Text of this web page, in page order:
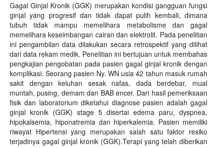
Gagal Ginjal Kronik (GGK) merupakan kondisi gangguan fungsi
ginjal yang progresif dan tidak dapat pulih kembali, dimana
tubuh tidak mampu memelihara metabolisme dan gagal
memelihara keseimbangan cairan dan elektrolit. Pada penelitian
ini pengambilan data dilakukan secara retrospektif yang dilihat
dari data rekam medik. Penelitian ini bertujuan untuk membahas
pengkajian pengobatan pada pasien gagal ginjal kronik dengan
komplikasi. Seorang pasien Ny. WN usia 42 tahun masuk rumah
sakit dengan keluhan sesak nafas, dada berdebar, mual
muntah, pusing, demam dan BAB encer. Dari hasil pemeriksaan
fisik dan laboratorium diketahui diagnose pasien adalah gagal
ginjal kronik (GGK) stage 5 disertai edema paru, dyspnea,
hipokalsemia, hiponatremia dan hiperkalemia. Pasien memiliki
riwayat Hipertensi yang merupakan salah satu faktor resiko
terjadinya gagal ginjal kronik (GGK).Terapi yang telah diberikan